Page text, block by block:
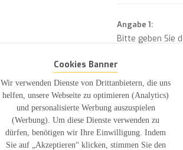
Angabe 1:
Bitte geben Sie
Angabe 2:
Bitte geben Sie
Characters left:
Cookies Banner
Wir verwenden Dienste von Drittanbietern, die uns
helfen, unsere Webseite zu optimieren (Analytics)
und personalisierte Werbung auszuspielen
(Werbung). Um diese Dienste verwenden zu
dürfen, benötigen wir Ihre Einwilligung. Indem
Sie auf „Akzeptieren“ klicken, stimmen Sie den